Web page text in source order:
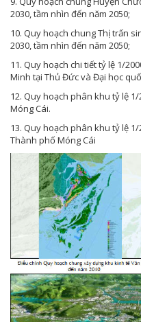
2030, tầm nhìn đến năm 2050;
10. Quy hoạch chung Thị trấn
2030, tầm nhìn đến năm 2050;
11. Quy hoạch chi tiết tỷ lệ 1/
Minh tại Thủ Đức và Đại học
12. Quy hoạch phân khu tỷ lệ
Móng Cái.
13. Quy hoạch phân khu tỷ lệ
Thành phố Móng Cái